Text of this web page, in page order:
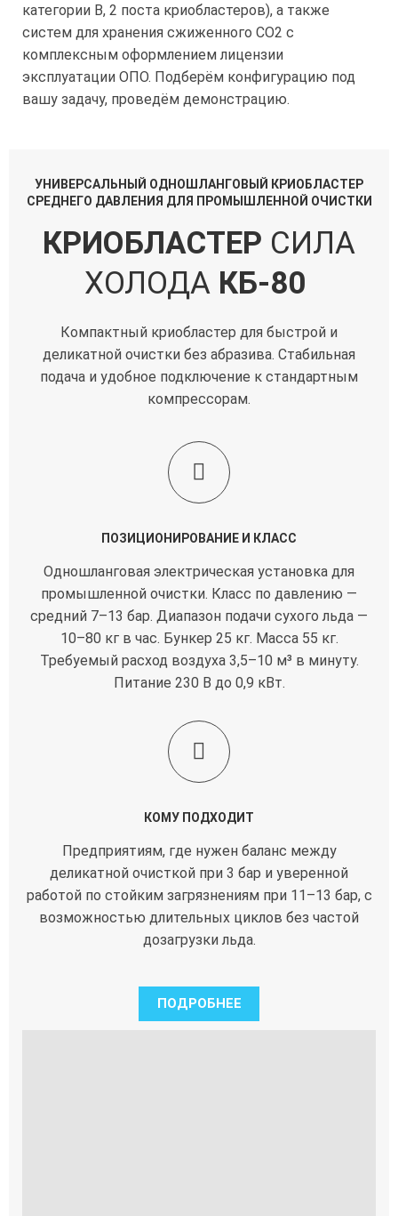
категории В, 2 поста криобластеров), а также
систем для хранения сжиженного СО2 с
комплексным оформлением лицензии
эксплуатации ОПО. Подберём конфигурацию под
вашу задачу, проведём демонстрацию.
УНИВЕРСАЛЬНЫЙ ОДНОШЛАНГОВЫЙ КРИОБЛАСТЕР
СРЕДНЕГО ДАВЛЕНИЯ ДЛЯ ПРОМЫШЛЕННОЙ ОЧИСТКИ
КРИОБЛАСТЕР СИЛА
ХОЛОДА КБ-80
Компактный криобластер для быстрой и
деликатной очистки без абразива. Стабильная
подача и удобное подключение к стандартным
компрессорам.
ПОЗИЦИОНИРОВАНИЕ И КЛАСС
Одношланговая электрическая установка для
промышленной очистки. Класс по давлению —
средний 7–13 бар. Диапазон подачи сухого льда —
10–80 кг в час. Бункер 25 кг. Масса 55 кг.
Требуемый расход воздуха 3,5–10 м³ в минуту.
Питание 230 В до 0,9 кВт.
КОМУ ПОДХОДИТ
Предприятиям, где нужен баланс между
деликатной очисткой при 3 бар и уверенной
работой по стойким загрязнениям при 11–13 бар, с
возможностью длительных циклов без частой
дозагрузки льда.
ПОДРОБНЕЕ